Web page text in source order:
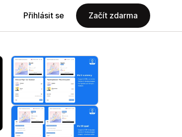
Přihlásit se Začít zdarma